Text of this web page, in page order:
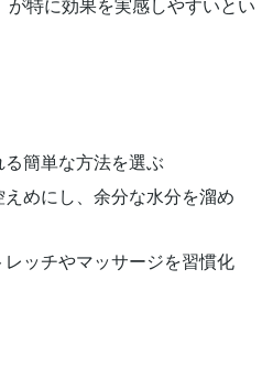
が特に効果を実感しやすいとい
簡単な方法を選ぶ
めにし、余分な水分を溜め
ッチやマッサージを習慣化